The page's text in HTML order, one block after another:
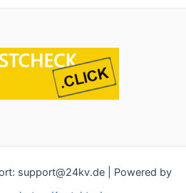
support@24kv.de | Powered by